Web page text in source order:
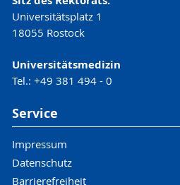
Universitätsplatz 1
18055 Rostock
Universitätsmedizin
Tel.: +49 381 494 - 0
Service
Impressum
Datenschutz
Barrierefreiheit